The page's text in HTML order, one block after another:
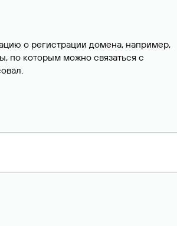
о регистрации домена, например,
по которым можно связаться с